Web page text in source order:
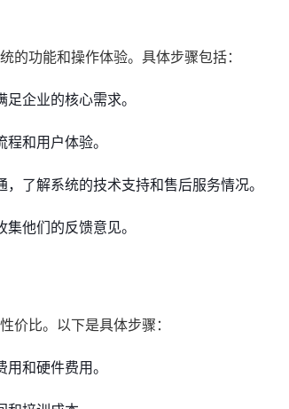
的功能和操作体验。具体步骤包括：
企业的核心需求。
和用户体验。
了解系统的技术支持和售后服务情况。
他们的反馈意见。
价比。以下是具体步骤：
和硬件费用。